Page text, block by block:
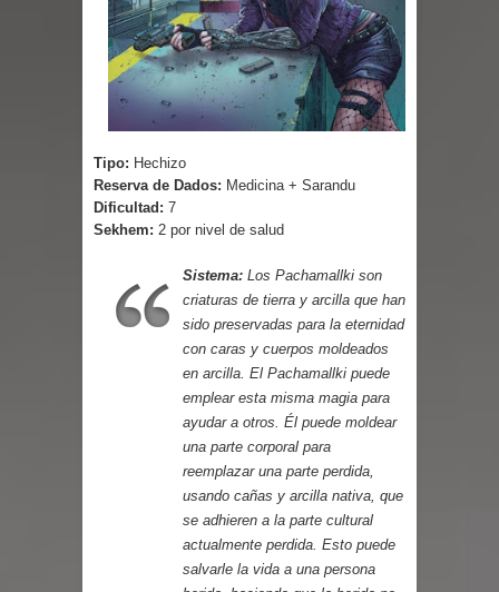
Parte 04: Oídos Sordos
Parte 03: La Traición
Parte 02: Vuelve el Hijo Prodigo
Parte 03: Reflexiones
Tipo: Hechizo
Reserva de Dados: Medicina + Sarandu
Dificultad: 7
Sekhem: 2 por nivel de salud
Sistema: Los Pachamallki son
criaturas de tierra y arcilla que han
sido preservadas para la eternidad
con caras y cuerpos moldeados
en arcilla. El Pachamallki puede
emplear esta misma magia para
ayudar a otros. Él puede moldear
una parte corporal para
reemplazar una parte perdida,
usando cañas y arcilla nativa, que
se adhieren a la parte cultural
actualmente perdida. Esto puede
salvarle la vida a una persona